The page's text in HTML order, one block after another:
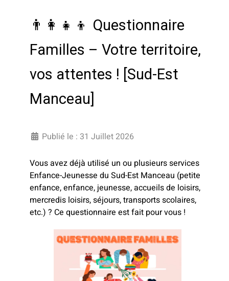
👨‍👩‍👧‍👦 Questionnaire
Familles – Votre territoire,
vos attentes ! [Sud-Est
Manceau]
Publié le : 31 Juillet 2026
Vous avez déjà utilisé un ou plusieurs services
Enfance-Jeunesse du Sud-Est Manceau (petite
enfance, enfance, jeunesse, accueils de loisirs,
mercredis loisirs, séjours, transports scolaires,
etc.) ? Ce questionnaire est fait pour vous !